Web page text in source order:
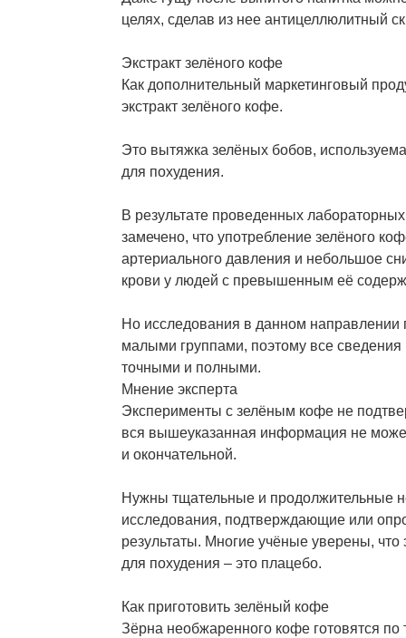
целях, сделав из нее антицеллюлитный
Экстракт зелёного кофе
Как дополнительный маркетинговый
экстракт зелёного кофе.
Это вытяжка зелёных бобов,
для похудения.
В результате проведенных
замечено, что употребление зелёного
артериального давления и небольшое
крови у людей с превышенным её
Но исследования в данном направлении
малыми группами, поэтому все сведения
точными и полными.
Мнение эксперта
Эксперименты с зелёным кофе не
вся вышеуказанная информация не
и окончательной.
Нужны тщательные и продолжительные
исследования, подтверждающие или
результаты. Многие учёные уверены,
для похудения – это плацебо.
Как приготовить зелёный кофе
Зёрна необжаренного кофе готовятся по